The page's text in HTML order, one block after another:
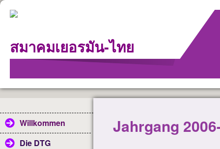
สมาคมเยอรมัน-ไทย
Willkommen
Die DTG
Jahrgang